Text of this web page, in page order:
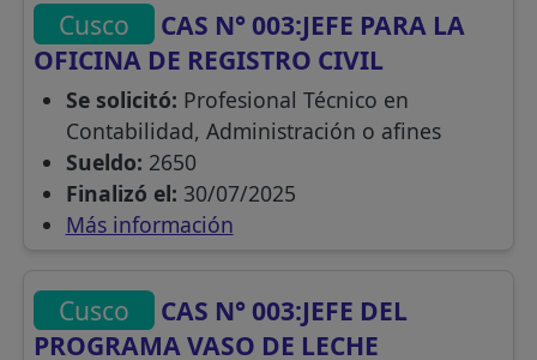
Cusco
CAS N° 003:JEFE PARA LA
OFICINA DE REGISTRO CIVIL
Se solicitó: Profesional Técnico en
Contabilidad, Administración o afines
Sueldo: 2650
Finalizó el: 30/07/2025
Más información
Cusco
CAS N° 003:JEFE DEL
PROGRAMA VASO DE LECHE